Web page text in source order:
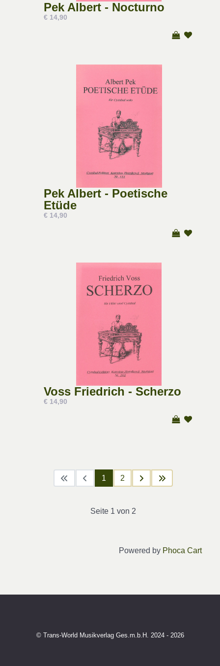
Pek Albert - Nocturno
€ 14,90
Pek Albert - Poetische
Etüde
€ 14,90
Voss Friedrich - Scherzo
€ 14,90
1 2
Seite 1 von 2
Powered by Phoca Cart
© Trans-World Musikverlag Ges.m.b.H. 2024 - 2026